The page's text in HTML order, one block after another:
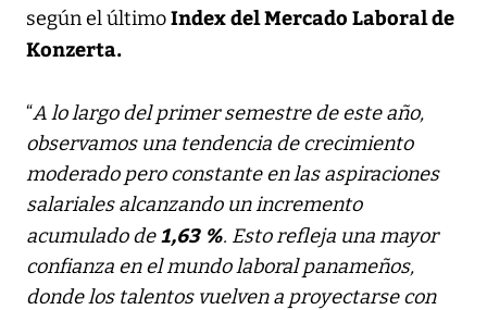
según el últimoIndex del Mercado Laboral de
Konzerta.
“A lo largo del primer semestre de este año,
observamos una tendencia de crecimiento
moderado pero constante en las aspiraciones
salariales alcanzando un incremento
acumulado de 1,63 %. Esto refleja una mayor
confianza en el mundo laboral panameños,
donde los talentos vuelven a proyectarse con